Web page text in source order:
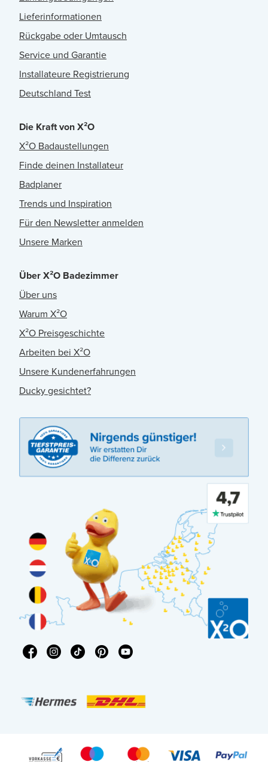
Lieferinformationen
Rückgabe oder Umtausch
Service und Garantie
Installateure Registrierung
Deutschland Test
Die Kraft von X²O
X²O Badaustellungen
Finde deinen Installateur
Badplaner
Trends und Inspiration
Für den Newsletter anmelden
Unsere Marken
Über X²O Badezimmer
Über uns
Warum X²O
X²O Preisgeschichte
Arbeiten bei X²O
Unsere Kundenerfahrungen
Ducky gesichtet?